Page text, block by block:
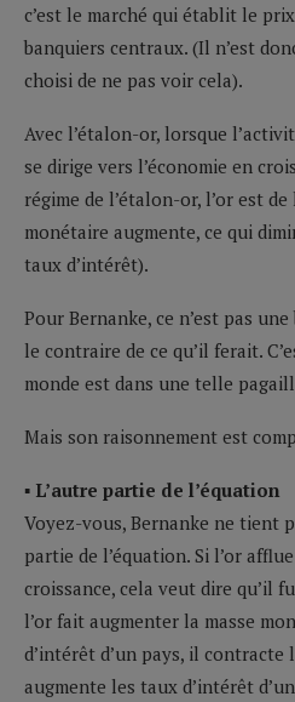
c’est le marché qui établit le
banquiers centraux. (Il n’est
choisi de ne pas voir cela).
Avec l’étalon-or, lorsque
se dirige vers l’économie en
régime de l’étalon-or, l’or est de
monétaire augmente, ce qui
taux d’intérêt).
Pour Bernanke, ce n’est pas une
le contraire de ce qu’il ferait.
monde est dans une telle
Mais son raisonnement est
▪ L’autre partie de l’équation
Voyez-vous, Bernanke ne tient
partie de l’équation. Si l’or
croissance, cela veut dire qu’il
l’or fait augmenter la masse
d’intérêt d’un pays, il contracte
augmente les taux d’intérêt